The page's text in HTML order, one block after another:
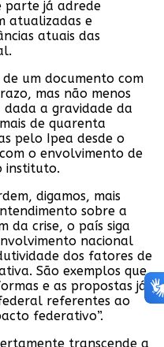
parte já adrede
atualizadas e
atuais das
um documento com
mas não menos
dada a gravidade da
de quarenta
pelo Ipea desde o
o envolvimento de
instituto.
digamos, mais
sobre a
da crise, o país siga
nacional
dos fatores de
São exemplos que
e as propostas já
referentes ao
federativo”.
transcende a